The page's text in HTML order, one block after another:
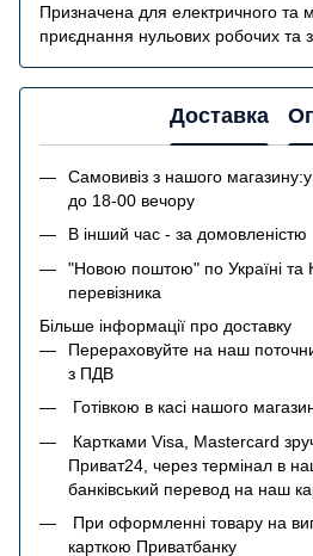
Призначена для електричного та
приєднання нульових робочих та
Доставка
Самовивіз з нашого
до 18-00 вечору
В інший час - за домовленістю
"Новою поштою" по Україні та
перевізника
Більше інформації про доставку
Перераховуйте на наш
з ПДВ
Готівкою в касі нашого
Картками Visa, Mastercard
Приват24, через термінал в
банківський перевод на наш
При оформленні товару на
карткою Приватбанку